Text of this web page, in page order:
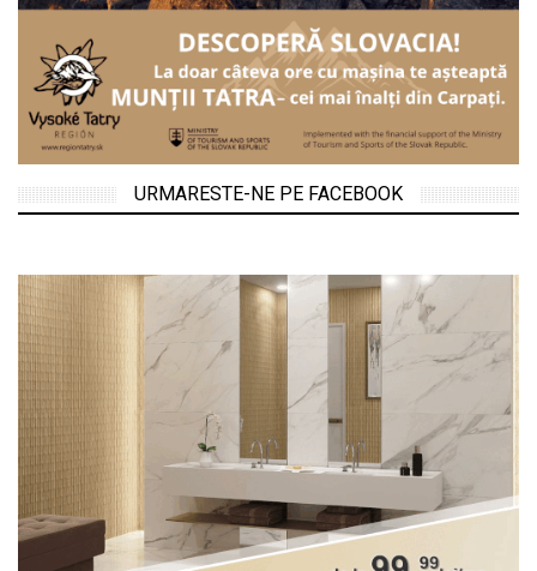
URMARESTE-NE PE FACEBOOK